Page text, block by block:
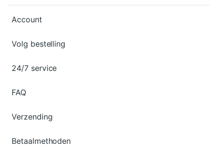
Account
Volg bestelling
24/7 service
FAQ
Verzending
Betaalmethoden